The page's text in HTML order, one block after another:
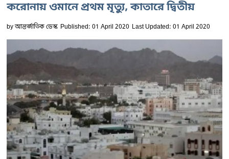
করোনায় ওমানে প্রথম মৃত্যু, কাতারে দ্বিতীয়
byআন্তর্জাতিক ডেস্ক Published: 01 April 2020 Last Updated: 01 April 2020